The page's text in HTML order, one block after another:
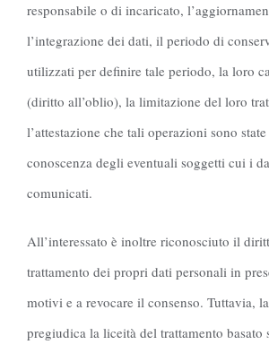
responsabile o di incaricato,
l’integrazione dei dati, il periodo di
utilizzati per definire tale periodo, la loro
(diritto all’oblio), la limitazione del loro
l’attestazione che tali operazioni sono
conoscenza degli eventuali soggetti cui i
comunicati.
All’interessato è inoltre riconosciuto il
trattamento dei propri dati personali in
motivi e a revocare il consenso. Tuttavia,
pregiudica la liceità del trattamento basato